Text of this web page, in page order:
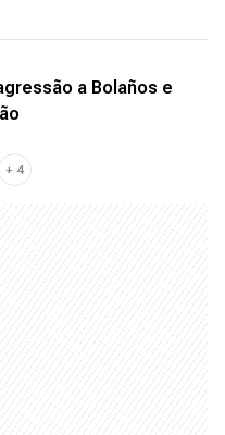
a Bolaños e
+ 4